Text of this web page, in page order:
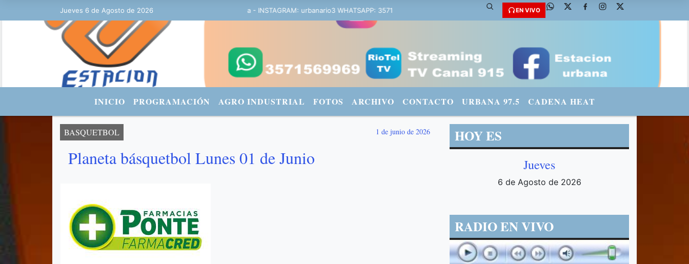
Jueves 6 de Agosto de 2026
FACEBOOK: Estacionurbana Radiourbana - TWITTER: @fmradiourbana - INSTAGRAM: urbanario3 WHATSAPP: 3571569969 EN VIVO
INICIO PROGRAMACIÓN AGRO INDUSTRIAL FOTOS ARCHIVO CONTACTO URBANA 97.5 CADENA HEAT
BASQUETBOL 1 de junio de 2026
Planeta básquetbol Lunes 01 de Junio
HOY ES
Jueves
6 de Agosto de 2026
RADIO EN VIVO